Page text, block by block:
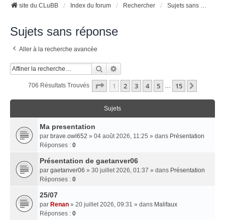
site du CLuBB Index du forum Rechercher Sujets sans réponse
Sujets sans réponse
Aller à la recherche avancée
Rechercher
706 Résultats Trouvés Page 1Sur
1 2 3 4 5 … 15
Sujets
Ma presentation
par brave.owl652 » 04 août 2026, 11:25 » dans Présentation
Réponses : 0
Présentation de gaetanver06
par gaetanver06 » 30 juillet 2026, 01:37 » dans Présentation
Réponses : 0
25/07
par Renan » 20 juillet 2026, 09:31 » dans Malifaux
Réponses : 0